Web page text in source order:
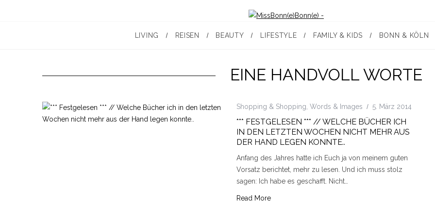
LIVING REISEN BEAUTY LIFESTYLE FAMILY & KIDS BONN & KÖLN
EINE HANDVOLL WORTE
Shopping & Shopping Words & Images 5. März 2014
*** FESTGELESEN *** // WELCHE BÜCHER ICH
IN DEN LETZTEN WOCHEN NICHT MEHR AUS
DER HAND LEGEN KONNTE..
Anfang des Jahres hatte ich Euch ja von meinem guten
Vorsatz berichtet, mehr zu lesen. Und ich muss stolz
sagen: Ich habe es geschafft. Nicht…
Read More